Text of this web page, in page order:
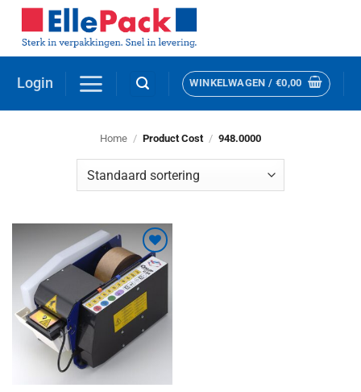
naar
inhoud
Login WINKELWAGEN / €0,00
Home / Product Cost / 948.0000
Toevoegen
aan
verlanglijst